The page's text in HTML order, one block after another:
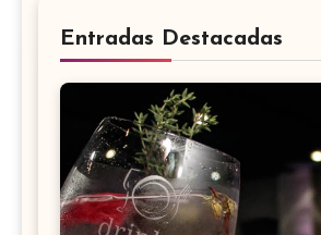
Entradas Destacadas